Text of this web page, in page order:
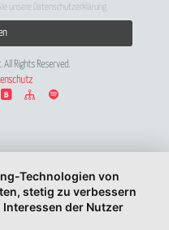
unsere Datenschutzerklärung.
Rights Reserved.
Technologien von
stetig zu verbessern
der Nutzer